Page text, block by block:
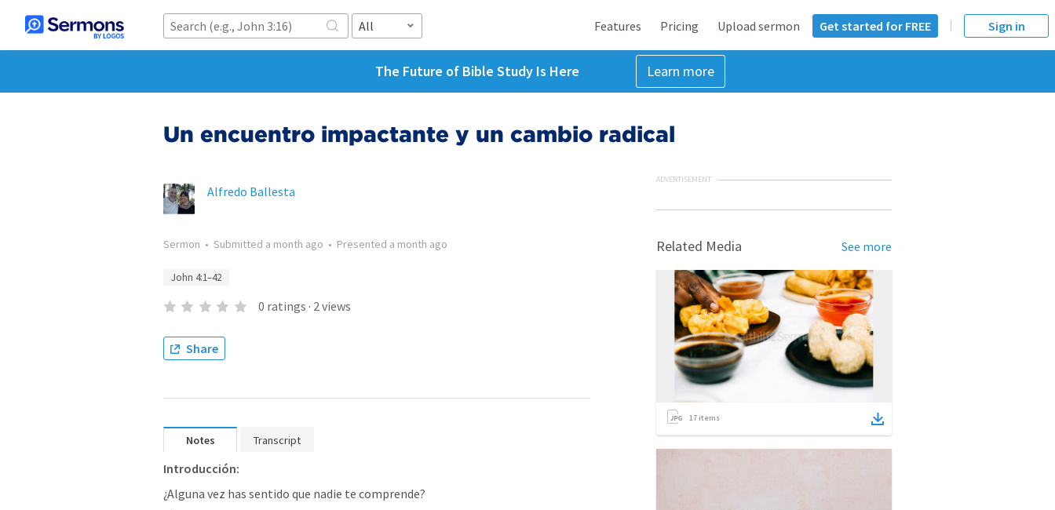
All Features Pricing Upload sermon Get started for FREE Sign in
The Future of Bible Study Is Here Learn more
Un encuentro impactante y un cambio radical
Alfredo Ballesta
Sermon • Submitted a month ago • Presented a month ago
John 4:1–42
0 ratings · 2views
Share
Notes Transcript
Introducción:
¿Alguna vez has sentido que nadie te comprende?
ADVERTISEMENT
Related Media See more
17 items